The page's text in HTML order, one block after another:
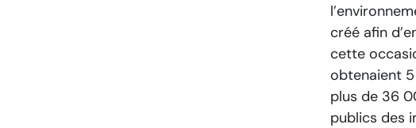
créé afin
cette
obtenaient
plus de 36
publics des